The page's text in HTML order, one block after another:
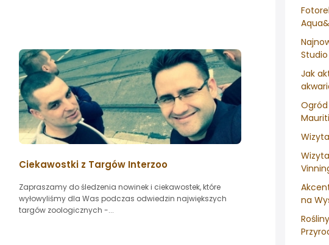
Studio
Jak
na
Ciekawostki z Targów Interzoo
Zapraszamy do śledzenia nowinek i ciekawostek, które
wyłowyliśmy dla Was podczas odwiedzin największych
targów zoologicznych -...